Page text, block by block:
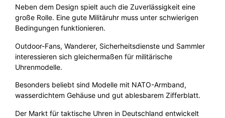
Neben dem Design spielt auch die Zuverlässigkeit eine
große Rolle. Eine gute Militäruhr muss unter schwierigen
Bedingungen funktionieren.
Outdoor-Fans, Wanderer, Sicherheitsdienste und Sammler
interessieren sich gleichermaßen für militärische
Uhrenmodelle.
Besonders beliebt sind Modelle mit NATO-Armband,
wasserdichtem Gehäuse und gut ablesbarem Zifferblatt.
Der Markt für taktische Uhren in Deutschland entwickelt